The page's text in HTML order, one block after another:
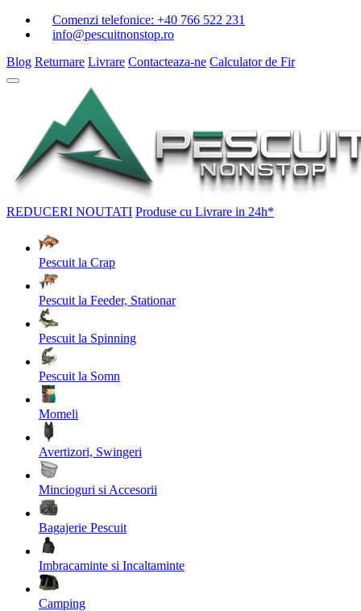
Comenzi telefonice: +40 766 522 231
info@pescuitnonstop.ro
Blog Returnare Livrare Contacteaza-ne Calculator de Fir
REDUCERI NOUTATI Produse cu Livrare in 24h*
Pescuit la Crap
Pescuit la Feeder, Stationar
Pescuit la Spinning
Pescuit la Somn
Momeli
Avertizori, Swingeri
Mincioguri si Accesorii
Bagajerie Pescuit
Imbracaminte si Incaltaminte
Camping